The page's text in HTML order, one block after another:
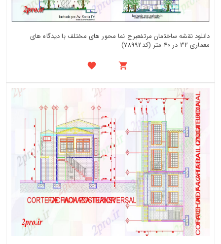
دانلود نقشه ساختمان مرتفعبرج نما محور های مختلف با دیدگاه های
معماری 32 در 40 متر (کد78992)